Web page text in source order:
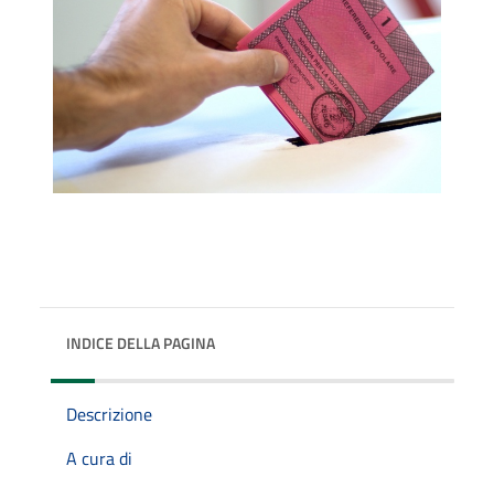
INDICE DELLA PAGINA
Descrizione
A cura di